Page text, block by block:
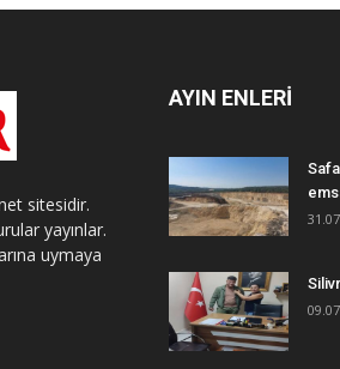
sitesidir.
yayınlar.
uymaya
AYIN ENLERİ